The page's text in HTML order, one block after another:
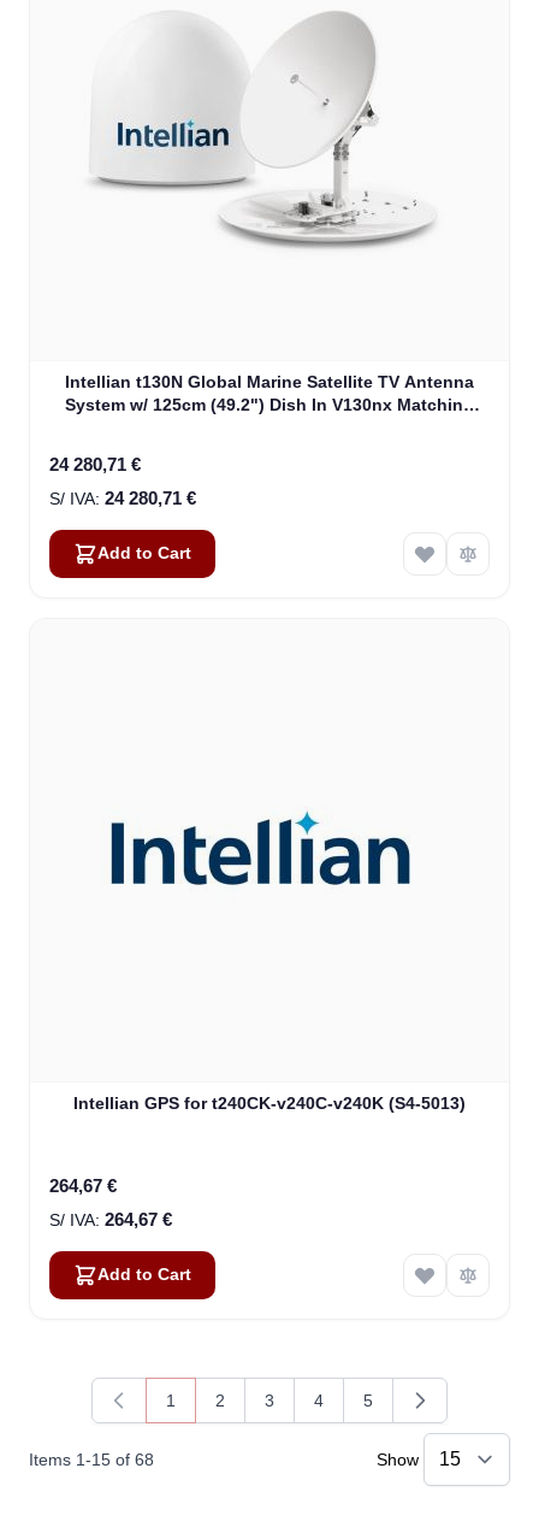
Intellian t130N Global Marine Satellite TV Antenna
System w/ 125cm (49.2") Dish In V130nx Matching
24 280,71 €
24 280,71 €
Add to Cart
Intellian GPS for t240CK-v240C-v240K (S4-5013)
264,67 €
264,67 €
Add to Cart
Items 1-15 of 68
You're currently reading page
1
Page
2
Page
3
Page
4
Page
5
Show